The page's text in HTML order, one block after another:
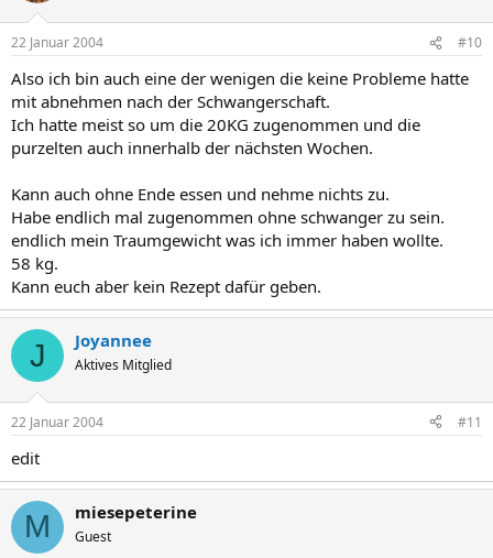
22 Januar 2004 #10
Also ich bin auch eine der wenigen die keine Probleme hatte
mit abnehmen nach der Schwangerschaft.
Ich hatte meist so um die 20KG zugenommen und die
purzelten auch innerhalb der nächsten Wochen.
Kann auch ohne Ende essen und nehme nichts zu.
Habe endlich mal zugenommen ohne schwanger zu sein.
endlich mein Traumgewicht was ich immer haben wollte.
58 kg.
Kann euch aber kein Rezept dafür geben.
J Joyannee
Aktives Mitglied
22 Januar 2004 #11
edit
M miesepeterine
Guest